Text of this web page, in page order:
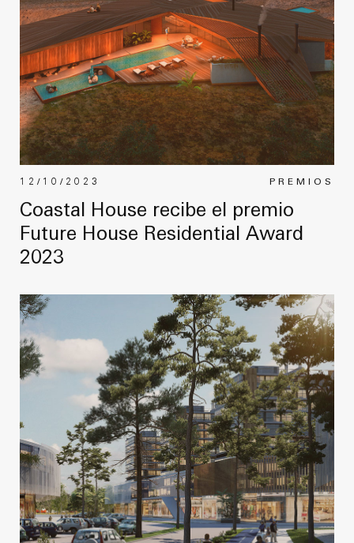
PREMIOS
12/10/2023
Coastal House recibe el premio
Future House Residential Award
2023